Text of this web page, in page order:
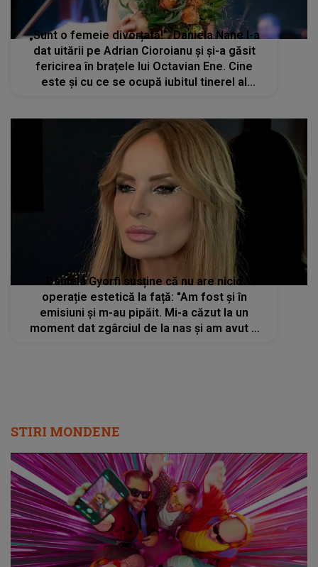
„Sunt o femeie divorțată!”. Daniela Nane l-a
dat uitării pe Adrian Cioroianu și și-a găsit
fericirea în brațele lui Octavian Ene. Cine
este și cu ce se ocupă iubitul tinerel al
Daniela Gyorfi susține că nu are nicio
operație estetică la față: "Am fost și în
emisiuni și m-au pipăit. Mi-a căzut la un
moment dat zgârciul de la nas și am avut o
STIRI MONDENE